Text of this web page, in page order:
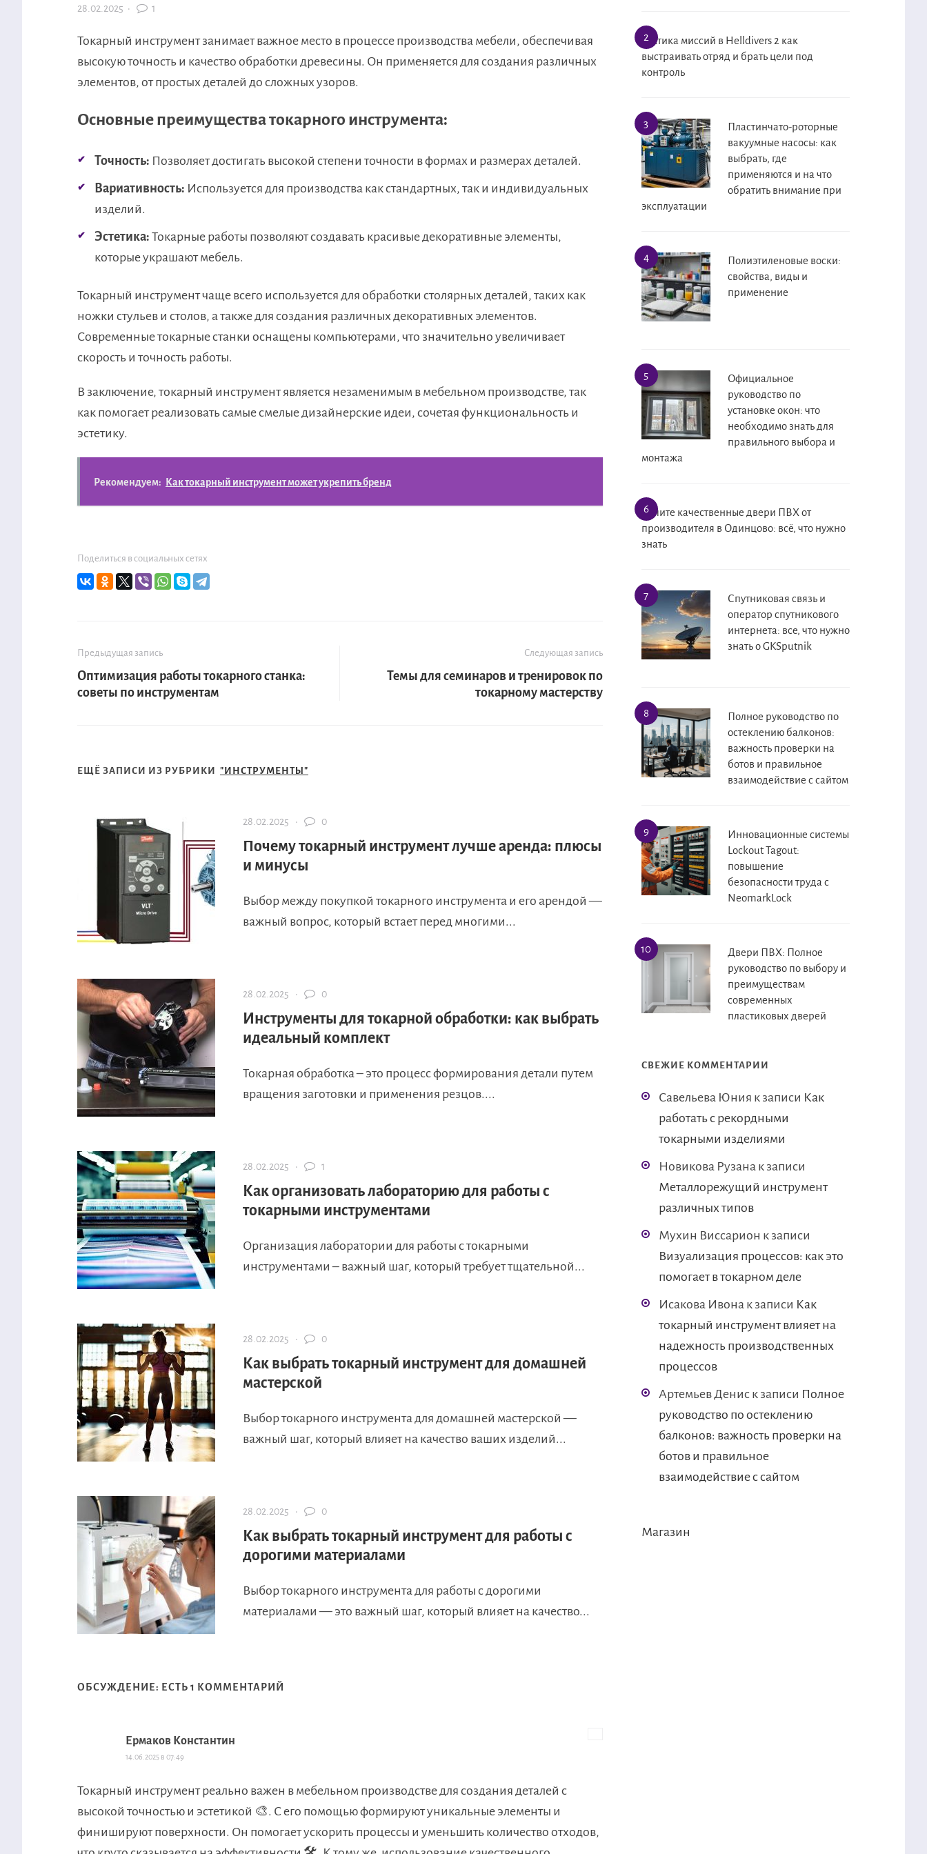
28.02.2025 · 1
Токарный инструмент занимает важное место в процессе производства мебели, обеспечивая
высокую точность и качество обработки древесины. Он применяется для создания различных
элементов, от простых деталей до сложных узоров.
Основные преимущества токарного инструмента:
Точность: Позволяет достигать высокой степени точности в формах и размерах деталей.
Вариативность: Используется для производства как стандартных, так и индивидуальных
изделий.
Эстетика: Токарные работы позволяют создавать красивые декоративные элементы,
которые украшают мебель.
Токарный инструмент чаще всего используется для обработки столярных деталей, таких как
ножки стульев и столов, а также для создания различных декоративных элементов.
Современные токарные станки оснащены компьютерами, что значительно увеличивает
скорость и точность работы.
В заключение, токарный инструмент является незаменимым в мебельном производстве, так
как помогает реализовать самые смелые дизайнерские идеи, сочетая функциональность и
эстетику.
Рекомендуем: Как токарный инструмент может укрепить бренд
Поделиться в социальных сетях
Предыдущая запись
Оптимизация работы токарного станка:
советы по инструментам
Следующая запись
Темы для семинаров и тренировок по
токарному мастерству
ЕЩЁ ЗАПИСИ ИЗ РУБРИКИ "ИНСТРУМЕНТЫ"
28.02.2025 · 0
Почему токарный инструмент лучше аренда: плюсы
и минусы
Выбор между покупкой токарного инструмента и его арендой —
важный вопрос, который встает перед многими...
28.02.2025 · 0
Инструменты для токарной обработки: как выбрать
идеальный комплект
Токарная обработка – это процесс формирования детали путем
вращения заготовки и применения резцов....
28.02.2025 · 1
Как организовать лабораторию для работы с
токарными инструментами
Организация лаборатории для работы с токарными
инструментами – важный шаг, который требует тщательной...
28.02.2025 · 0
Как выбрать токарный инструмент для домашней
мастерской
Выбор токарного инструмента для домашней мастерской —
важный шаг, который влияет на качество ваших изделий...
28.02.2025 · 0
Как выбрать токарный инструмент для работы с
дорогими материалами
Выбор токарного инструмента для работы с дорогими
материалами — это важный шаг, который влияет на качество...
ОБСУЖДЕНИЕ: ЕСТЬ 1 КОММЕНТАРИЙ
Ермаков Константин
14.06.2025 в 07:49
Токарный инструмент реально важен в мебельном производстве для создания деталей с
высокой точностью и эстетикой 🎨. С его помощью формируют уникальные элементы и
финишируют поверхности. Он помогает ускорить процессы и уменьшить количество отходов,
Тактика миссий в Helldivers 2 как
выстраивать отряд и брать цели под
контроль
Пластинчато-роторные
вакуумные насосы: как
выбрать, где
применяются и на что
обратить внимание при
эксплуатации
Полиэтиленовые воски:
свойства, виды и
применение
Официальное
руководство по
установке окон: что
необходимо знать для
правильного выбора и
монтажа
Купите качественные двери ПВХ от
производителя в Одинцово: всё, что нужно
знать
Спутниковая связь и
оператор спутникового
интернета: все, что нужно
знать о GKSputnik
Полное руководство по
остеклению балконов:
важность проверки на
ботов и правильное
взаимодействие с сайтом
Инновационные системы
Lockout Tagout:
повышение
безопасности труда с
NeomarkLock
Двери ПВХ: Полное
руководство по выбору и
преимуществам
современных
пластиковых дверей
СВЕЖИЕ КОММЕНТАРИИ
Савельева Юния к записи Как
работать с рекордными
токарными изделиями
Новикова Рузана к записи
Металлорежущий инструмент
различных типов
Мухин Виссарион к записи
Визуализация процессов: как это
помогает в токарном деле
Исакова Ивона к записи Как
токарный инструмент влияет на
надежность производственных
процессов
Артемьев Дениск записи Полное
руководство по остеклению
балконов: важность проверки на
ботов и правильное
взаимодействие с сайтом
Магазин